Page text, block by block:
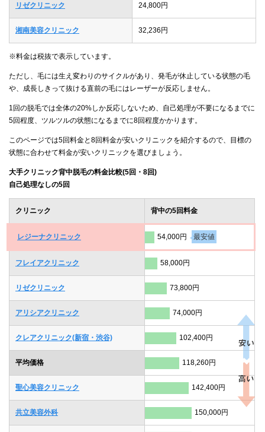
リゼクリニック 24,800円
湘南美容クリニック 32,236円
※料金は税抜で表示しています。
ただし、毛には生え変わりのサイクルがあり、発毛が休止している状態の毛
や、成長しきって抜ける直前の毛にはレーザーが反応しません。
1回の脱毛では全体の20%しか反応しないため、自己処理が不要になるまでに
5回程度、ツルツルの状態になるまでに8回程度かかります。
このページでは5回料金と8回料金が安いクリニックを紹介するので、目標の
状態に合わせて料金が安いクリニックを選びましょう。
大手クリニック背中脱毛の料金比較(5回・8回)
自己処理なしの5回
クリニック 背中の5回料金
レジーナクリニック 54,000円 最安値
フレイアクリニック 58,000円
リゼクリニック 73,800円
アリシアクリニック 74,000円
クレアクリニック(新宿・渋谷) 102,400円
平均価格 118,260円
聖心美容クリニック 142,400円
共立美容外科 150,000円